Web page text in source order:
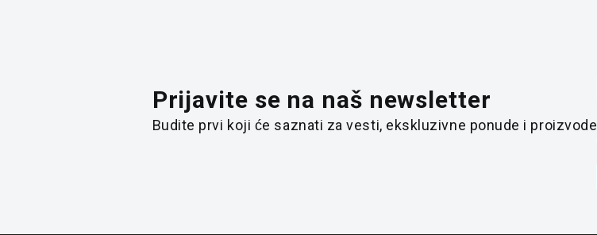
Prijavite se na naš newsletter
Budite prvi koji će saznati za vesti, ekskluzivne ponude i proizvode